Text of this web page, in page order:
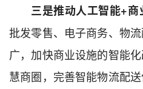
三是推动人工智能+商
批发零售、电子商务、物
广，加快商业设施的智能
慧商圈，完善智能物流配